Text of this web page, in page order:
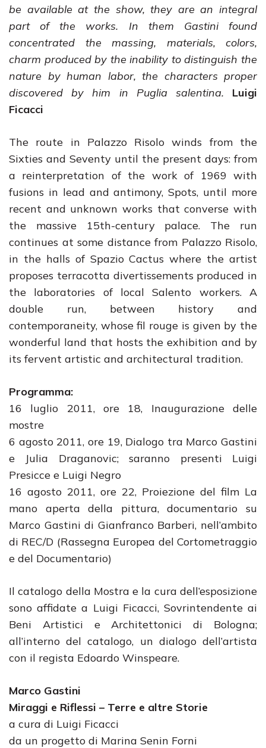
be available at the show, they are an integral
part of the works. In them Gastini found
concentrated the massing, materials, colors,
charm produced by the inability to distinguish the
nature by human labor, the characters proper
discovered by him in Puglia salentina.
Luigi
Ficacci
The route in Palazzo Risolo winds from the
Sixties and Seventy until the present days: from
a reinterpretation of the work of 1969 with
fusions in lead and antimony, Spots, until more
recent and unknown works that converse with
the massive 15th-century palace. The run
continues at some distance from Palazzo Risolo,
in the halls of Spazio Cactus where the artist
proposes terracotta divertissements produced in
the laboratories of local Salento workers. A
double run, between history and
contemporaneity, whose fil rouge is given by the
wonderful land that hosts the exhibition and by
its fervent artistic and architectural tradition.
Programma:
16 luglio 2011, ore 18, Inaugurazione delle
mostre
6 agosto 2011, ore 19, Dialogo tra Marco Gastini
e Julia Draganovic; saranno presenti Luigi
Presicce e Luigi Negro
16 agosto 2011, ore 22, Proiezione del film La
mano aperta della pittura, documentario su
Marco Gastini di Gianfranco Barberi, nell’ambito
di REC/D (Rassegna Europea del Cortometraggio
e del Documentario)
Il catalogo della Mostra e la cura dell’esposizione
sono affidate a Luigi Ficacci, Sovrintendente ai
Beni Artistici e Architettonici di Bologna;
all’interno del catalogo, un dialogo dell’artista
con il regista Edoardo Winspeare.
Marco Gastini
Miraggi e Riflessi – Terre e altre Storie
a cura di Luigi Ficacci
da un progetto di Marina Senin Forni